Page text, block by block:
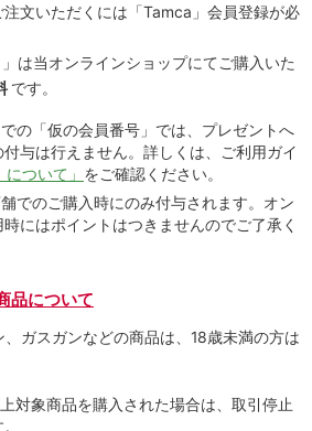
⽂いただくには「Tamca」会員登録が必
」は当オンラインショップにてご購⼊いた
です。
の「仮の会員番号」では、プレゼントへ
与は⾏えません。詳しくは、ご利⽤ガイ
ついて」 をご確認ください。
でのご購⼊時にのみ付与されます。オン
にはポイントはつきませんのでご了承く
品について
ガスガンなどの商品は、18歳未満の方は
対象商品を購入された場合は、取引停止